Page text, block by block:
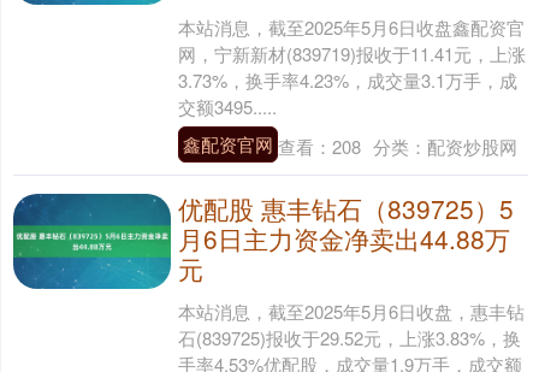
本站消息，截至2025年5月6日收盘鑫配资官
网，宁新新材(839719)报收于11.41元，上涨
3.73%，换手率4.23%，成交量3.1万手，成
交额3495.....
鑫配资官网 查看： 208 分类： 配资炒股网
优配股 惠丰钻石（839725）5
月6日主力资金净卖出44.88万
元
本站消息，截至2025年5月6日收盘，惠丰钻
石(839725)报收于29.52元，上涨3.83%，换
手率4.53%优配股，成交量1.9万手，成交额